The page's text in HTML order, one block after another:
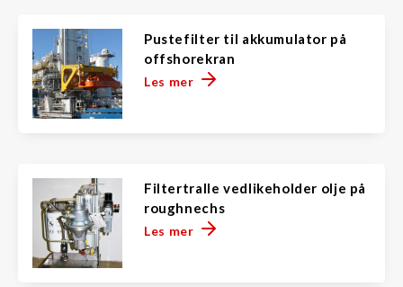
Pustefilter til akkumulator på
offshorekran
Les mer
Filtertralle vedlikeholder olje på
roughnechs
Les mer